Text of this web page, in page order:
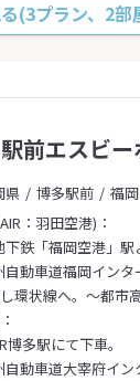
(3プラン、2部
前エスビ
県 博多駅前
福
：羽田空港)：
鉄「福岡空港」駅
動車道福岡イン
環状線へ。～都市
博多駅にて下車。
動車道大宰府イ